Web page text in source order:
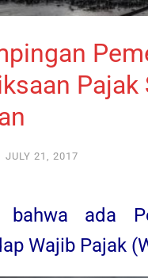
Pajak
JULY 21, 2017
bahwa ada
Wajib Pajak